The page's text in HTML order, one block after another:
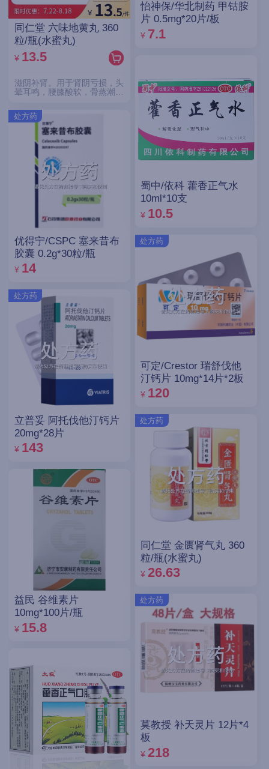
同仁堂 六味地黄丸 360
粒/瓶(水蜜丸)
¥ 13.5
滋阴补肾。用于肾阴亏损，头
晕耳鸣，腰膝酸软，骨蒸潮
处方药
优得宁/CSPC 塞来昔布
胶囊 0.2g*30粒/瓶
¥ 14
处方药
立普妥 阿托伐他汀钙片
20mg*28片
¥ 143
益民 谷维素片
10mg*100片/瓶
¥ 15.8
怡神保/华北制药 甲钴胺
片 0.5mg*20片/板
¥ 7.1
蜀中/依科 藿香正气水
10ml*10支
¥ 10.5
处方药
可定/Crestor 瑞舒伐他
汀钙片 10mg*14片*2板
¥ 120
处方药
同仁堂 金匮肾气丸 360
粒/瓶(水蜜丸)
¥ 26.63
处方药
莫教授 补天灵片 12片*4
板
¥ 218